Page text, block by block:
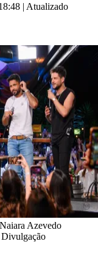
| Atualizado
Azevedo
Divulgação